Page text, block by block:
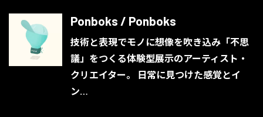
Ponboks / Ponboks
技術と表現でモノに想像を吹き込み「不思
議」をつくる体験型展示のアーティスト・
クリエイター。 日常に見つけた感覚とイ
ン…